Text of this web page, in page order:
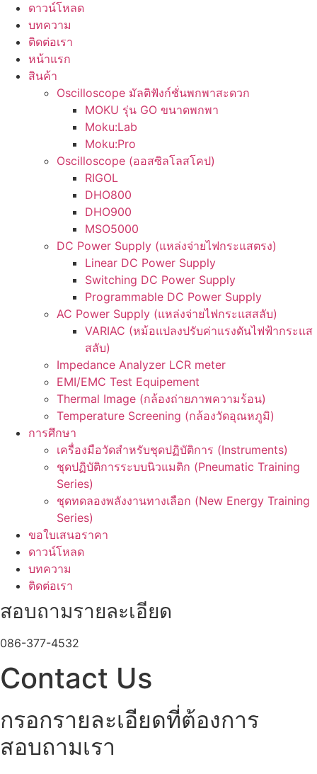
ดาวน์โหลด
บทความ
ติดต่อเรา
หน้าแรก
สินค้า
Oscilloscope มัลติฟังก์ชั่นพกพาสะดวก
MOKU รุ่น GO ขนาดพกพา
Moku:Lab
Moku:Pro
Oscilloscope (ออสซิลโลสโคป)
RIGOL
DHO800
DHO900
MSO5000
DC Power Supply (แหล่งจ่ายไฟกระแสตรง)
Linear DC Power Supply
Switching DC Power Supply
Programmable DC Power Supply
AC Power Supply (แหล่งจ่ายไฟกระแสสลับ)
VARIAC (หม้อแปลงปรับค่าแรงดันไฟฟ้ากระแส
สลับ)
Impedance Analyzer LCR meter
EMI/EMC Test Equipement
Thermal Image (กล้องถ่ายภาพความร้อน)
Temperature Screening (กล้องวัดอุณหภูมิ)
การศึกษา
เครื่องมือวัดสำหรับชุดปฏิบัติการ (Instruments)
ชุดปฏิบัติการระบบนิวแมติก (Pneumatic Training
Series)
ชุดทดลองพลังงานทางเลือก (New Energy Training
Series)
ขอใบเสนอราคา
ดาวน์โหลด
บทความ
ติดต่อเรา
สอบถามรายละเอียด
086-377-4532
Contact Us
กรอกรายละเอียดที่ต้องการ
สอบถามเรา